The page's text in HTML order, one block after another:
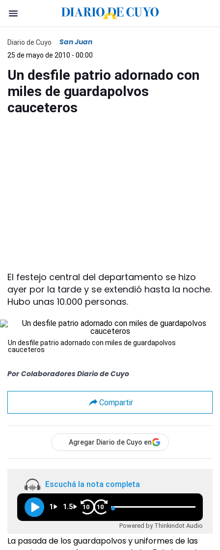
Diario de Cuyo San Juan
25 de mayo de 2010 - 00:00
Un desfile patrio adornado con
miles de guardapolvos
cauceteros
El festejo central del departamento se hizo
ayer por la tarde y se extendió hasta la noche.
Hubo unas 10.000 personas.
Un desfile patrio adornado con miles de guardapolvos
cauceteros
Por Colaboradores Diario de Cuyo
Compartir
Agregar Diario de Cuyo en
Escuchá la nota completa
1 1.5 10 10
Powered by Thinkindot Audio
La pasada de los guardapolvos y uniformes de las